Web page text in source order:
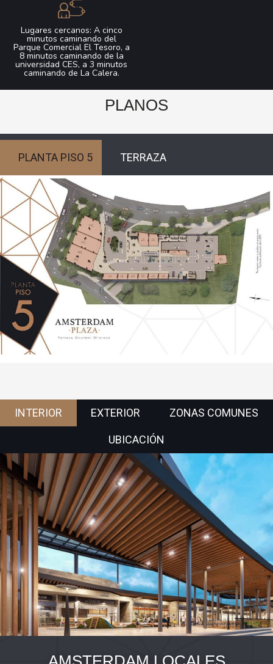
Lugares cercanos: A cinco
minutos caminando del
Parque Comercial El Tesoro, a
8 minutos caminando de la
universidad CES, a 3 minutos
caminando de La Calera.
PLANOS
PLANTA PISO 5 TERRAZA
INTERIOR EXTERIOR ZONAS COMUNES
UBICACIÓN